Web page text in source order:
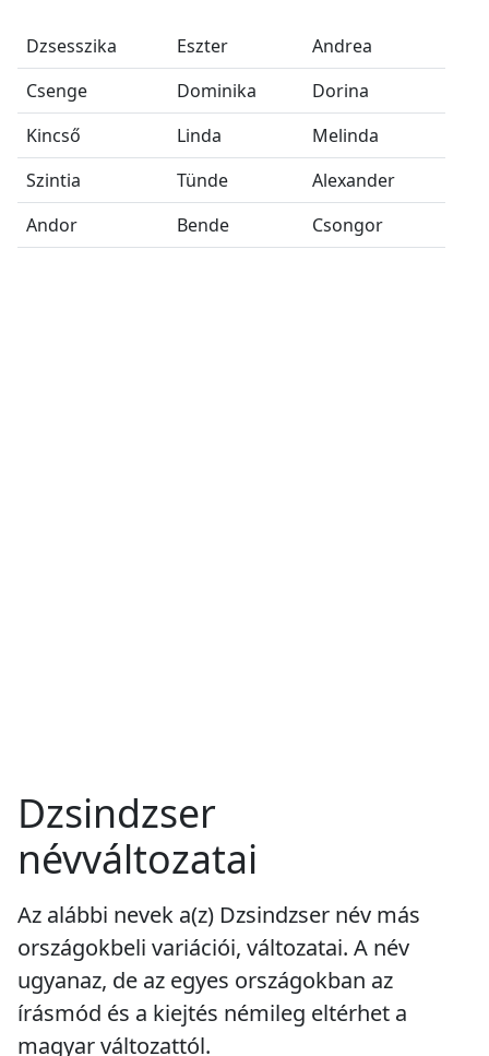
Dzsesszika Eszter
Andrea
Csenge
Dominika
Dorina
Kincső
Linda
Melinda
Szintia
Tünde
Alexander
Andor
Bende Csongor
Dzsindzser
névváltozatai
Az alábbi nevek a(z) Dzsindzser név más
országokbeli variációi, változatai. A név
ugyanaz, de az egyes országokban az
írásmód és a kiejtés némileg eltérhet a
magyar változattól.